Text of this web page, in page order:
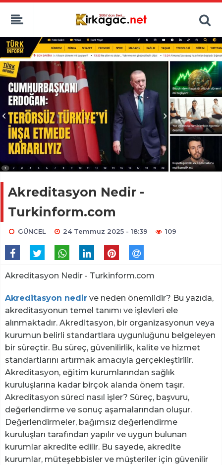
Akreditasyon Nedir -
Turkinform.com
GÜNCEL 24 Temmuz 2025 - 18:39 109
Akreditasyon Nedir - Turkinform.com
Akreditasyon nedir ve neden önemlidir? Bu yazıda,
akreditasyonun temel tanımı ve işlevleri ele
alınmaktadır. Akreditasyon, bir organizasyonun veya
kurumun belirli standartlara uygunluğunu belgeleyen
bir süreçtir. Bu süreç, güvenilirlik, kalite ve hizmet
standartlarını artırmak amacıyla gerçekleştirilir.
Akreditasyon, eğitim kurumlarından sağlık
kuruluşlarına kadar birçok alanda önem taşır.
Akreditasyon süreci nasıl işler? Süreç, başvuru,
değerlendirme ve sonuç aşamalarından oluşur.
Değerlendirmeler, bağımsız değerlendirme
kuruluşları tarafından yapılır ve uygun bulunan
kurumlar akredite edilir. Bu sayede, akredite
kurumlar, müteşebbisler ve müşteriler için güvenilir